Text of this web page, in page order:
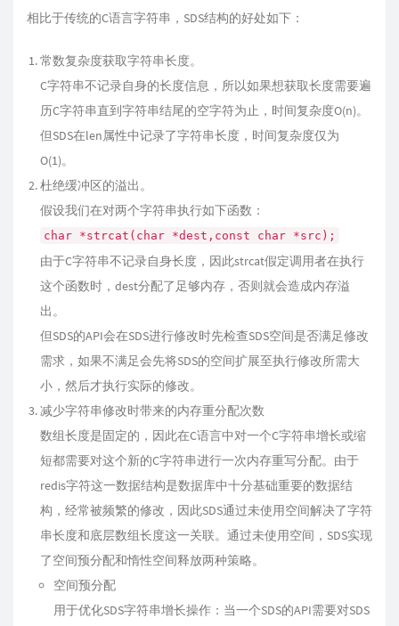
相比于传统的C语言字符串，SDS结构的好处如下：
常数复杂度获取字符串长度。
C字符串不记录自身的长度信息，所以如果想获取长度需要遍
历C字符串直到字符串结尾的空字符为止，时间复杂度O(n)。
但SDS在len属性中记录了字符串长度，时间复杂度仅为
O(1)。
杜绝缓冲区的溢出。
假设我们在对两个字符串执行如下函数：
char *strcat(char *dest,const char *src);
由于C字符串不记录自身长度，因此strcat假定调用者在执行
这个函数时，dest分配了足够内存，否则就会造成内存溢
出。
但SDS的API会在SDS进行修改时先检查SDS空间是否满足修改
需求，如果不满足会先将SDS的空间扩展至执行修改所需大
小，然后才执行实际的修改。
减少字符串修改时带来的内存重分配次数
数组长度是固定的，因此在C语言中对一个C字符串增长或缩
短都需要对这个新的C字符串进行一次内存重写分配。由于
redis字符这一数据结构是数据库中十分基础重要的数据结
构，经常被频繁的修改，因此SDS通过未使用空间解决了字符
串长度和底层数组长度这一关联。通过未使用空间，SDS实现
了空间预分配和惰性空间释放两种策略。
空间预分配
用于优化SDS字符串增长操作：当一个SDS的API需要对SDS